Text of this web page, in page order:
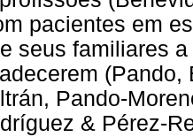
pacientes em
seus familiares
Pando-
& Pérez-